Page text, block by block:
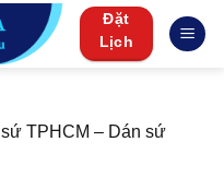
Đặt
Lịch
TPHCM – Dán sứ